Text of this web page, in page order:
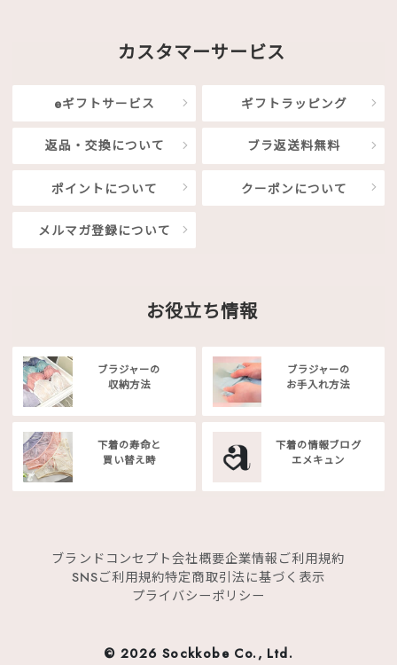
カスタマーサービス
eギフトサービス ギフトラッピング
返品・交換について ブラ返送料無料
ポイントについて クーポンについて
メルマガ登録について
お役立ち情報
ブラジャーの
収納方法
ブラジャーの
お手入れ方法
下着の寿命と
買い替え時
下着の情報ブログ
エメキュン
ブランドコンセプト会社概要企業情報 ご利用規約
SNSご利用規約特定商取引法に基づく表示
プライバシーポリシー
© 2026 Sockkobe Co., Ltd.